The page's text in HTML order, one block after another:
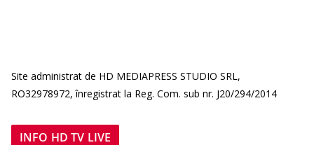
Site administrat de HD MEDIAPRESS STUDIO SRL,
RO32978972, înregistrat la Reg. Com. sub nr. J20/294/2014
INFO HD TV LIVE